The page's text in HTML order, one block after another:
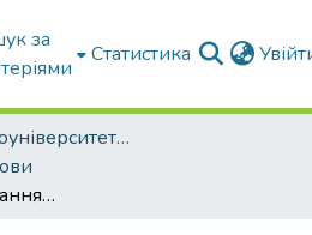
за
Статистика
ННІ загальноуніверситетської підготовки
Методика використання фахових глосаріїв у процесі навчання іноземним мовам студентів агробіологічних спеціальностей